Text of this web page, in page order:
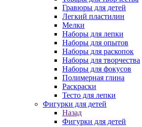
Гравюры для детей
Легкий пластилин
Мелки
Наборы для лепки
Наборы для опытов
Наборы для раскопок
Наборы для творчества
Наборы для фокусов
Полимерная глина
Раскраски
Тесто для лепки
Фигурки для детей
Назад
Фигурки для детей